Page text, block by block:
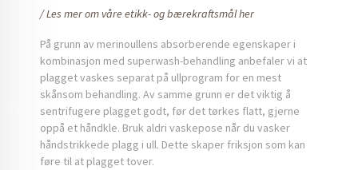
/ Les mer om våre etikk- og bærekraftsmål her
På grunn av merinoullens absorberende egenskaper i
kombinasjon med superwash-behandling anbefaler vi at
plagget vaskes separat på ullprogram for en mest
skånsom behandling. Av samme grunn er det viktig å
sentrifugere plagget godt, før det tørkes flatt, gjerne
oppå et håndkle. Bruk aldri vaskepose når du vasker
håndstrikkede plagg i ull. Dette skaper friksjon som kan
føre til at plagget tover.